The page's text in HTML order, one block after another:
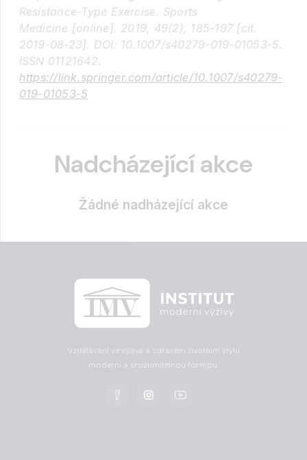
Resistance-Type Exercise. Sports
Medicine [online]. 2019, 49(2), 185-197 [cit.
2019-08-23]. DOI: 10.1007/s40279-019-01053-5.
ISSN 01121642.
https://link.springer.com/article/10.1007/s40279-
019-01053-5
Nadcházející akce
Žádné nadházející akce
Vzdělávání ve výživě a zdravém životním stylu
moderní a srozumitelnou formou.